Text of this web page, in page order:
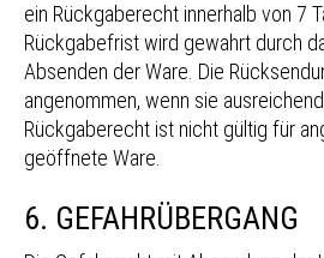
ein Rückgaberecht innerhalb von 7
Rückgabefrist wird gewahrt durch
Absenden der Ware. Die
angenommen, wenn sie
Rückgaberecht ist nicht gültig für
geöffnete Ware.
6. GEFAHRÜBERGANG